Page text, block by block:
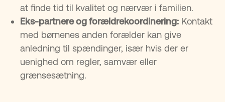
at finde tid til kvalitet og nærvær i familien.
Eks-partnere og forældrekoordinering: Kontakt
med børnenes anden forælder kan give
anledning til spændinger, især hvis der er
uenighed om regler, samvær eller
grænsesætning.